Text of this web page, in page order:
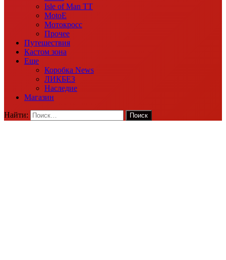
Isle of Man TT
MotoE
Мотокросс
Прочее
Путешествия
Кастом зона
Еще
Коробка News
ЛИКБЕЗ
Наследие
Магазин
Найти: